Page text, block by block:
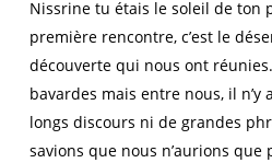
Nissrine tu étais le soleil de ton
première rencontre, c’est le
découverte qui nous ont
bavardes mais entre nous, il n’y
longs discours ni de grandes
savions que nous n’aurions